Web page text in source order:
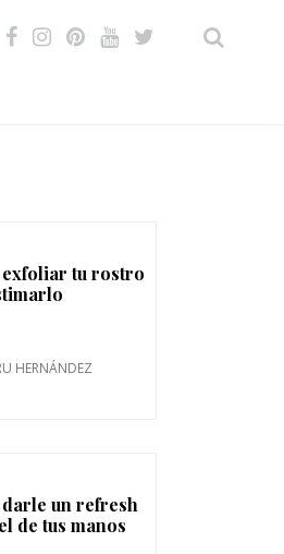
exfoliar tu rostro
HERNÁNDEZ
darle un refresh
de tus manos